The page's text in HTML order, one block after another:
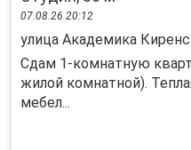
07.08.26 20:12
улица Академика
Сдам 1-комнатную
жилой комнатной).
мебел...